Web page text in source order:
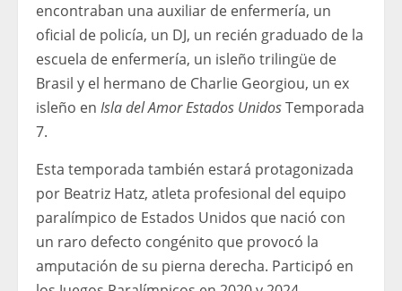
encontraban una auxiliar de enfermería, un
oficial de policía, un DJ, un recién graduado de la
escuela de enfermería, un isleño trilingüe de
Brasil y el hermano de Charlie Georgiou, un ex
isleño en Isla del Amor Estados UnidosTemporada
7.
Esta temporada también estará protagonizada
por Beatriz Hatz, atleta profesional del equipo
paralímpico de Estados Unidos que nació con
un raro defecto congénito que provocó la
amputación de su pierna derecha. Participó en